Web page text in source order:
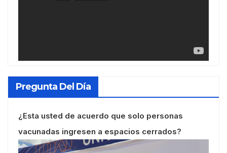
Pregunta Del Día
¿Esta usted de acuerdo que solo personas
vacunadas ingresen a espacios cerrados?